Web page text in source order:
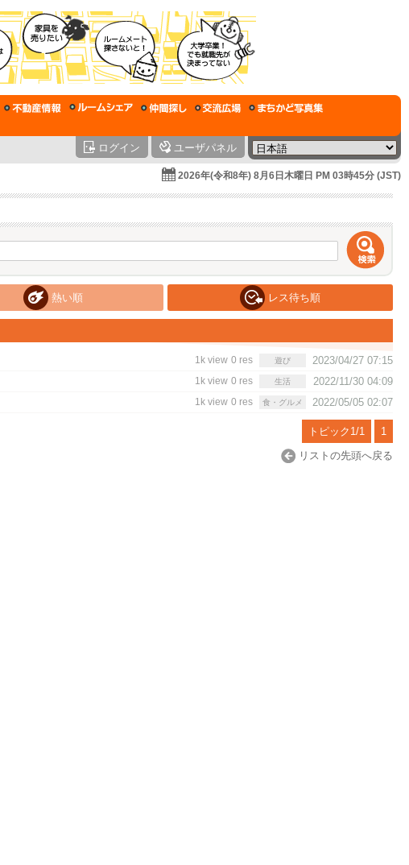
ログイン ユーザパネル
2026年(令和8年) 8月6日木曜日 PM 03時45分 (JST)
熱い順 レス待ち順
1k view 0 res 遊び
2023/04/27 07:15
1k view 0 res 生活
2022/11/30 04:09
1k view 0 res 食・グルメ 2022/05/05 02:07
トピック1/1
1
リストの先頭へ戻る